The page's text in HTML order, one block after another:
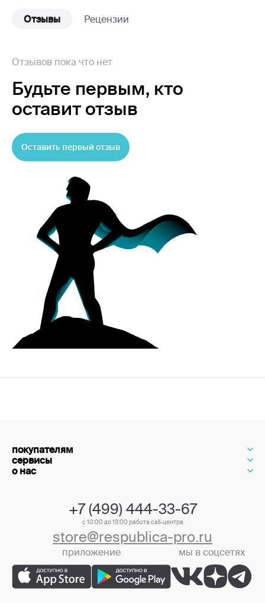
Отзывы Рецензии
Отзывов пока что нет
Будьте первым, кто
оставит отзыв
Оставить первый отзыв
покупателям
сервисы
о нас
+7 (499) 444-33-67
с 10:00 до 19:00 работа call-центра
store@respublica-pro.ru
приложение мы в соцсетях